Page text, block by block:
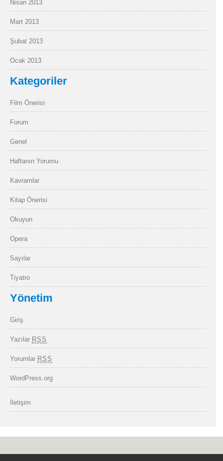
Nisan 2013
Mart 2013
Şubat 2013
Ocak 2013
Kategoriler
Film Önerisi
Forum
Genel
Haftanın Yorumu
Kavramlar
Kitap Önerisi
Okuyun
Opera
Sayılar
Tiyatro
Yönetim
Giriş
Yazılar RSS
Yorumlar RSS
WordPress.org
İletişim